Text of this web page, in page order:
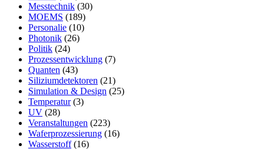
Messtechnik (30)
MOEMS (189)
Personalie (10)
Photonik (26)
Politik (24)
Prozessentwicklung (7)
Quanten (43)
Siliziumdetektoren (21)
Simulation & Design (25)
Temperatur(3)
UV (28)
Veranstaltungen (223)
Waferprozessierung (16)
Wasserstoff(16)